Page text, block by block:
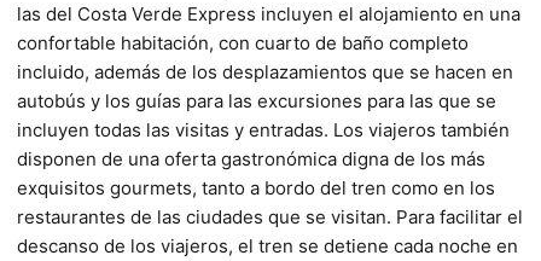
las del Costa Verde Express incluyen el alojamiento en una
confortable habitación, con cuarto de baño completo
incluido, además de los desplazamientos que se hacen en
autobús y los guías para las excursiones para las que se
incluyen todas las visitas y entradas. Los viajeros también
disponen de una oferta gastronómica digna de los más
exquisitos gourmets, tanto a bordo del tren como en los
restaurantes de las ciudades que se visitan. Para facilitar el
descanso de los viajeros, el tren se detiene cada noche en